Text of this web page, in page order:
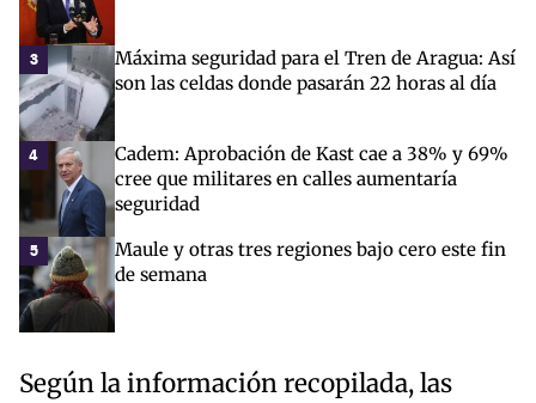
3
Máxima seguridad para el Tren de Aragua: Así
son las celdas donde pasarán 22 horas al día
4
Cadem: Aprobación de Kast cae a 38% y 69%
cree que militares en calles aumentaría
seguridad
5
Maule y otras tres regiones bajo cero este fin
de semana
Según la información recopilada, las